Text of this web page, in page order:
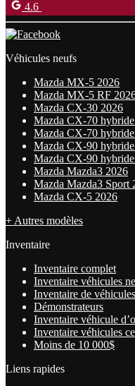
4.6
Véhicules neufs
Mazda MX-5 2026
Mazda MX-5 RF
Mazda CX-30 2026
Mazda CX-70
Mazda CX-70
Mazda CX-90
Mazda CX-90
Mazda Mazda3 2026
Mazda Mazda3 Sport
Mazda CX-5 2026
+ Autres modèles
Inventaire
Inventaire complet
Inventaire véhicules
Inventaire de
Démonstrateurs
Inventaire véhicule
Inventaire véhicules
Moins de 10 000$
Liens rapides